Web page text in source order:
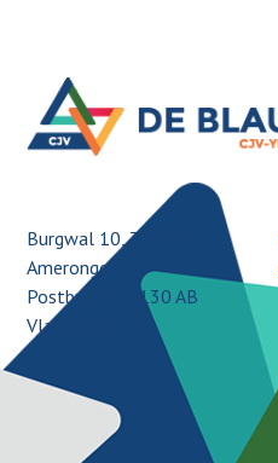
Burgwal 10, 3958 ER
Amerongen
Postbus 51, 3130 AB
Vlaardingen